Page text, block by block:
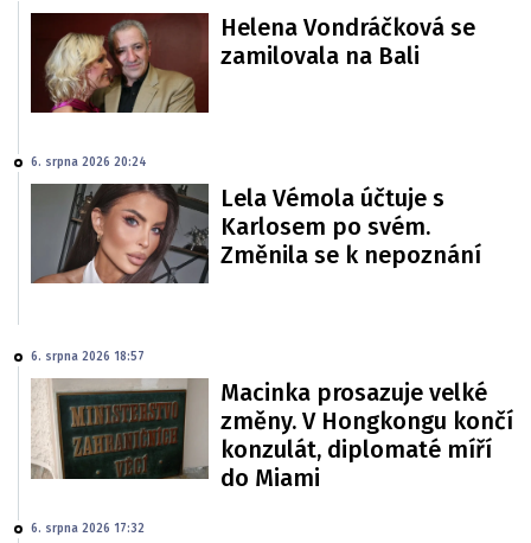
Helena Vondráčková se
zamilovala na Bali
6. srpna 2026 20:24
Lela Vémola účtuje s
Karlosem po svém.
Změnila se k nepoznání
6. srpna 2026 18:57
Macinka prosazuje velké
změny. V Hongkongu končí
konzulát, diplomaté míří
do Miami
6. srpna 2026 17:32